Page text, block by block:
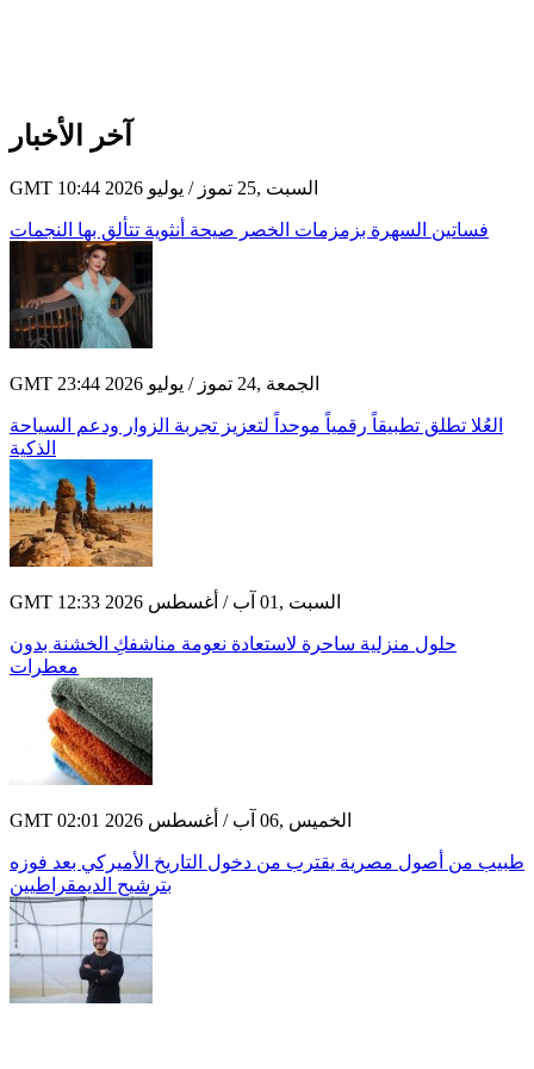
آخر الأخبار
GMT 10:44 2026 السبت ,25 تموز / يوليو
فساتين السهرة بزمزمات الخصر صيحة أنثوية تتألق بها النجمات
GMT 23:44 2026 الجمعة ,24 تموز / يوليو
العُلا تطلق تطبيقاً رقمياً موحداً لتعزيز تجربة الزوار ودعم السياحة
الذكية
GMT 12:33 2026 السبت ,01 آب / أغسطس
حلول منزلية ساحرة لاستعادة نعومة مناشفكِ الخشنة بدون
معطرات
GMT 02:01 2026 الخميس ,06 آب / أغسطس
طبيب من أصول مصرية يقترب من دخول التاريخ الأميركي بعد فوزه
بترشيح الديمقراطيين